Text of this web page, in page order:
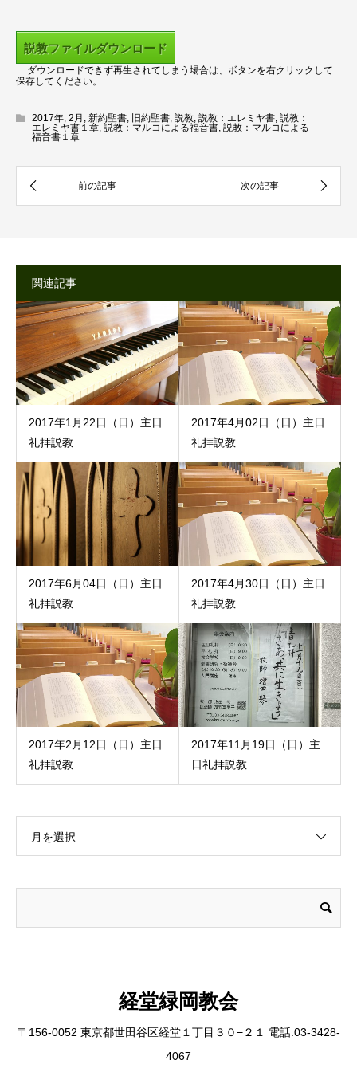
説教ファイルダウンロード
ダウンロードできず再生されてしまう場合は、ボタンを右クリックして
保存してください。
2017年, 2月 , 新約聖書, 旧約聖書, 説教, 説教：エレミヤ書, 説教：
エレミヤ書１章, 説教：マルコによる福音書, 説教：マルコによる
福音書１章
関連記事
2017年1月22日（日）主日
礼拝説教
2017年4月02日（日）主日
礼拝説教
2017年6月04日（日）主日
礼拝説教
2017年4月30日（日）主日
礼拝説教
2017年2月12日（日）主日
礼拝説教
2017年11月19日（日）主
日礼拝説教
月を選択
経堂緑岡教会
〒156-0052 東京都世田谷区経堂１丁目３０−２１ 電話:03-3428-
4067